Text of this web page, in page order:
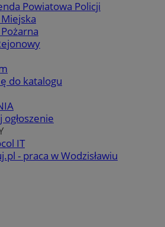
Powiatowa Policji
do katalogu
ogłoszenie
IT
- praca w Wodzisławiu